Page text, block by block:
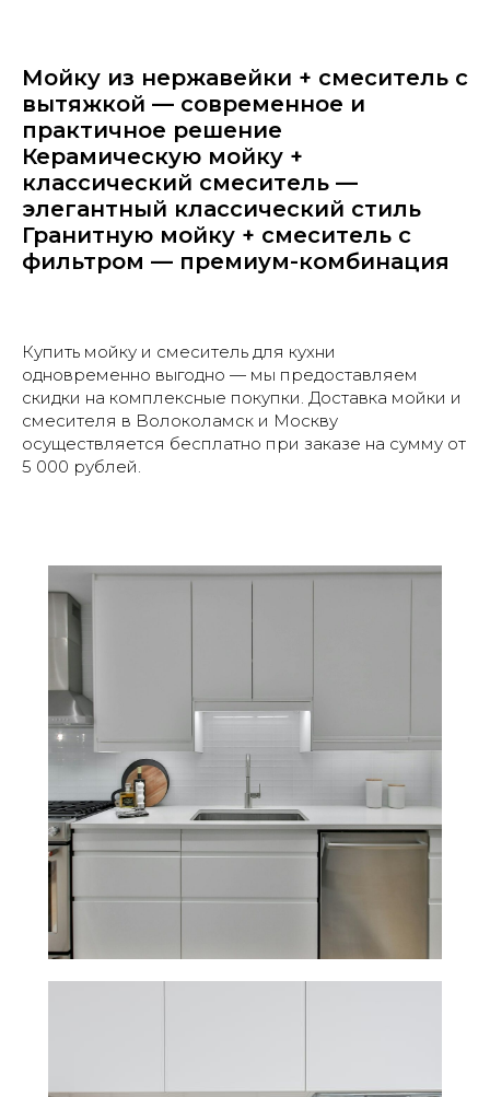
Мойку из нержавейки + смеситель с
вытяжкой — современное и
практичное решение
Керамическую мойку +
классический смеситель —
элегантный классический стиль
Гранитную мойку + смеситель с
фильтром — премиум-комбинация
Купить мойку и смеситель для кухни
одновременно выгодно — мы предоставляем
скидки на комплексные покупки. Доставка мойки и
смесителя в Волоколамск и Москву
осуществляется бесплатно при заказе на сумму от
5 000 рублей.